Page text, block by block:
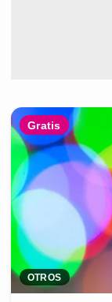
Gratis
OTROS